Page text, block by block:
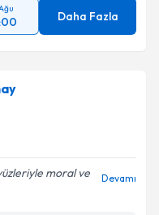
Daha Fazla
moral ve
Devamı